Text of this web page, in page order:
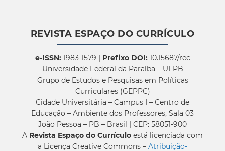
REVISTA ESPAÇO DO CURRÍCULO
e-ISSN:1983-1579 | Prefixo DOI:10.15687/rec
Universidade Federal da Paraíba – UFPB
Grupo de Estudos e Pesquisas em Políticas
Curriculares (GEPPC)
Cidade Universitária – Campus I – Centro de
Educação – Ambiente dos Professores, Sala 03
João Pessoa – PB – Brasil | CEP: 58051-900
A Revista Espaço do Currículo está licenciada com
a Licença Creative Commons – Atribuição-